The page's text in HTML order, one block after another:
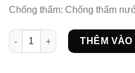
Chống thấm: Chống thấm
Dương vật giả siêu mềm rung
THÊM VÀO